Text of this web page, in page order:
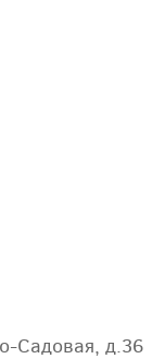
Садовая, д.36